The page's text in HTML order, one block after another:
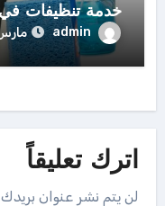
خدمة تنظيفات في
admin مارس 24,
اترك تعليقاً
لن يتم نشر عنوان بريدك